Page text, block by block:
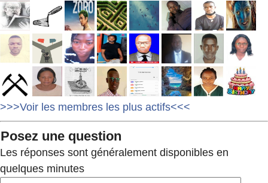
>>>Voir les membres les plus actifs<<<
Posez une question
Les réponses sont généralement disponibles en
quelques minutes